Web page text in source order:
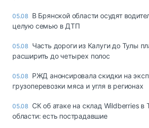
05.08 В Брянской области осудят
целую семью в ДТП
05.08 Часть дороги из Калуги до Тулы
расширить до четырех полос
05.08 РЖД анонсировала скидки на
грузоперевозки мяса и угля в регионах
05.08 СК об атаке на склад Wildberries в
области: есть пострадавшие